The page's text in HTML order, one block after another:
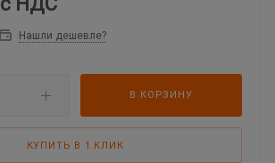
Нашли дешевле?
В КОРЗИНУ
КУПИТЬ В 1 КЛИК